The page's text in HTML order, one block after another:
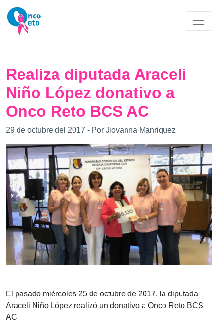
Realiza diputada Araceli
Niño López donativo a
Onco Reto BCS AC
29 de octubre del 2017 - Por Jiovanna Manriquez
El pasado miércoles 25 de octubre de 2017, la diputada
Araceli Niño López realizó un donativo a Onco Reto BCS
AC.